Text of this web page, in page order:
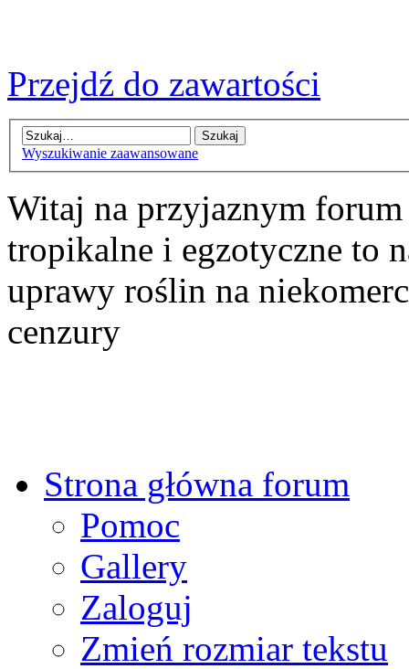
Przejdź do zawartości
Wyszukiwanie zaawansowane
Witaj na przyjaznym
tropikalne i egzotyczne to
uprawy roślin na
cenzury
Strona główna forum
Pomoc
Gallery
Zaloguj
Zmień rozmiar tekstu